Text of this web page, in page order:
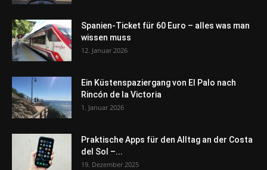
Spanien-Ticket für 60 Euro – alles was man
wissen muss
12. Januar 2026
Ein Küstenspaziergang von El Palo nach
Rincón de la Victoria
1. Januar 2026
Praktische Apps für den Alltag an der Costa
del Sol –...
19. Dezember 2025